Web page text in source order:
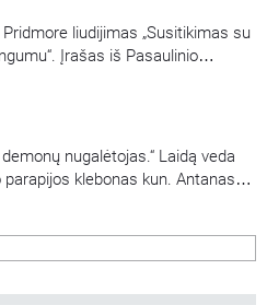
liudijimas „Susitikimas su
Įrašas iš Pasaulinio
kongreso.
nugalėtojas.“ Laidą veda
klebonas kun. Antanas